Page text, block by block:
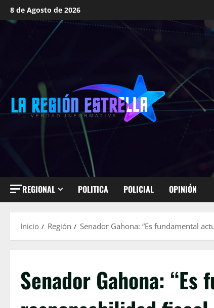
Saltar
al
8 de Agosto de 2026
REGIONAL POLITICA POLICIAL OPINIÓN
Inicio Región Senador Gahona: “Es fundamental
Senador Gahona: